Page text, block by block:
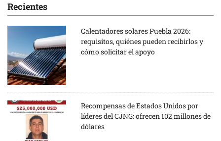
Recientes
Calentadores solares Puebla 2026:
requisitos, quiénes pueden recibirlos y
cómo solicitar el apoyo
Recompensas de Estados Unidos por
líderes del CJNG: ofrecen 102 millones de
dólares